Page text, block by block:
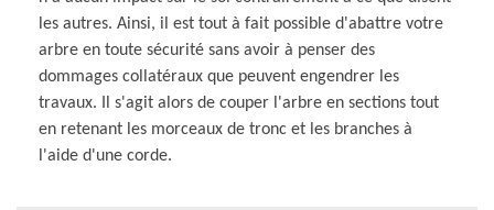
les autres. Ainsi, il est tout à fait possible d'abattre votre
arbre en toute sécurité sans avoir à penser des
dommages collatéraux que peuvent engendrer les
travaux. Il s'agit alors de couper l'arbre en sections tout
en retenant les morceaux de tronc et les branches à
l'aide d'une corde.